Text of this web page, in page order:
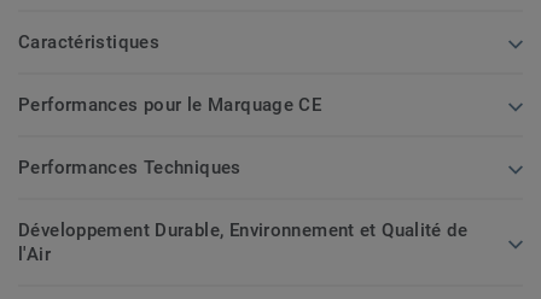
Caractéristiques
Performances pour le Marquage CE
Performances Techniques
Développement Durable, Environnement et Qualité de
l'Air